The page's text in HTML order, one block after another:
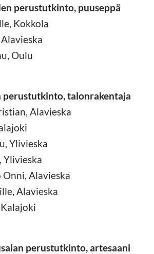
perustutkinto, puuseppä
Kokkola
Oulu
perustutkinto, talonrakentaja
Alavieska
Ylivieska
Ylivieska
Alavieska
Alavieska
perustutkinto, artesaani